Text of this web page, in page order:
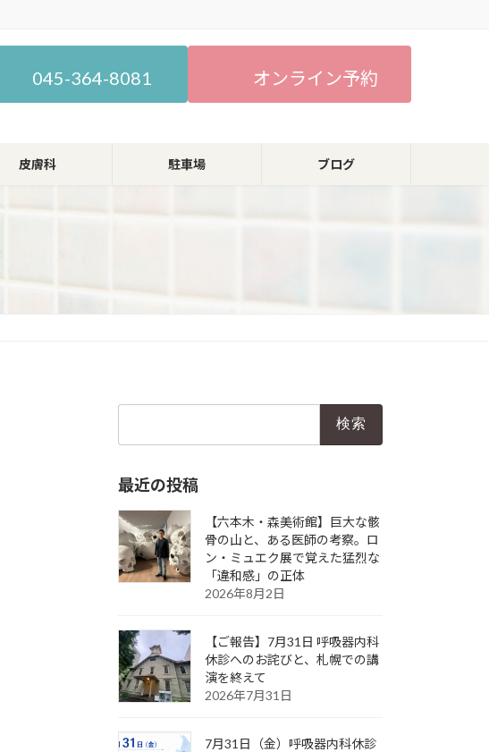
045-364-8081 オンライン予約
皮膚科 駐車場 ブログ
最近の投稿
【六本木・森美術館】巨大な骸
骨の山と、ある医師の考察。ロ
ン・ミュエク展で覚えた猛烈な
「違和感」の正体
2026年8月2日
【ご報告】7月31日 呼吸器内科
休診へのお詫びと、札幌での講
演を終えて
2026年7月31日
7月31日（金）呼吸器内科休診